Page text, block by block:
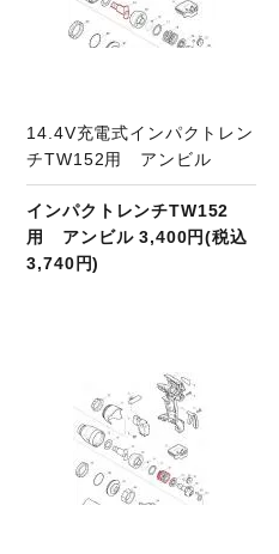
14.4V充電式インパクトレン
チTW152用 アンビル
インパクトレンチTW152
用 アンビル 3,400円(税込
3,740円)